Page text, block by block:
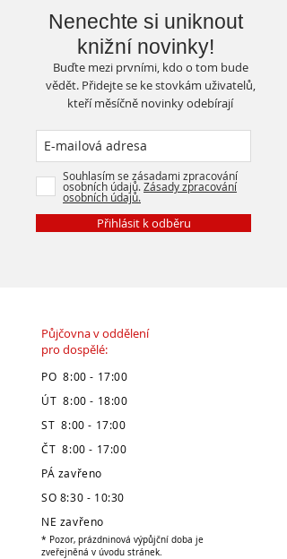
Nenechte si uniknout
knižní novinky!
Buďte mezi prvními, kdo o tom bude
vědět. Přidejte se ke stovkám uživatelů,
kteří měsíčně novinky odebírají
Souhlasím se zásadami zpracování
osobních údajů.Zásady zpracování
osobních údajů.
Přihlásit k odběru
Půjčovna v oddělení
pro dospělé:
PO 8:00 - 17:00
ÚT 8:00 - 18:00
ST 8:00 - 17:00
ČT 8:00 - 17:00
PÁ zavřeno
SO 8:30 - 10:30
NE zavřeno
* Pozor, prázdninová výpůjční doba je
zveřejněná v úvodu stránek.